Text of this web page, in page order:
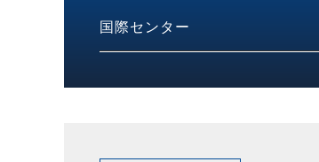
国際センター